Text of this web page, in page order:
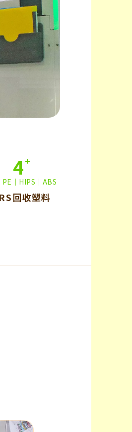
4
PE｜HIPS｜ABS
回收塑料